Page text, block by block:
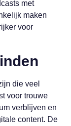
met
maken
voor
die veel
voor trouwe
verblijven en
content. De